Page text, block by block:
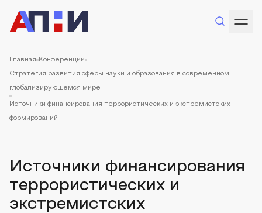
Главная Конференции
Стратегия развития сферы науки и образования в современном
глобализирующемся мире
Источники финансирования террористических и экстремистских
формирований
Источники финансирования
террористических и
экстремистских